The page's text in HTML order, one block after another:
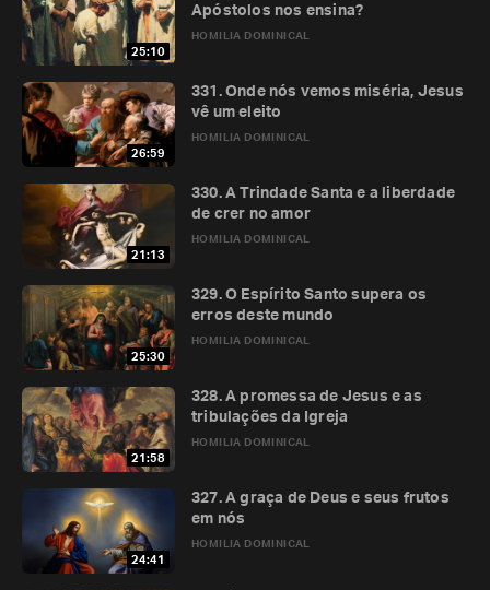
25:10
HOMILIA DOMINICAL
Apóstolos nos ensina?
26:59
HOMILIA DOMINICAL
331. Onde nós vemos miséria, Jesus
vê um eleito
21:13
HOMILIA DOMINICAL
330. A Trindade Santa e a liberdade
de crer no amor
25:30
HOMILIA DOMINICAL
329. O Espírito Santo supera os
erros deste mundo
21:58
HOMILIA DOMINICAL
328. A promessa de Jesus e as
tribulações da Igreja
24:41
HOMILIA DOMINICAL
327. A graça de Deus e seus frutos
em nós